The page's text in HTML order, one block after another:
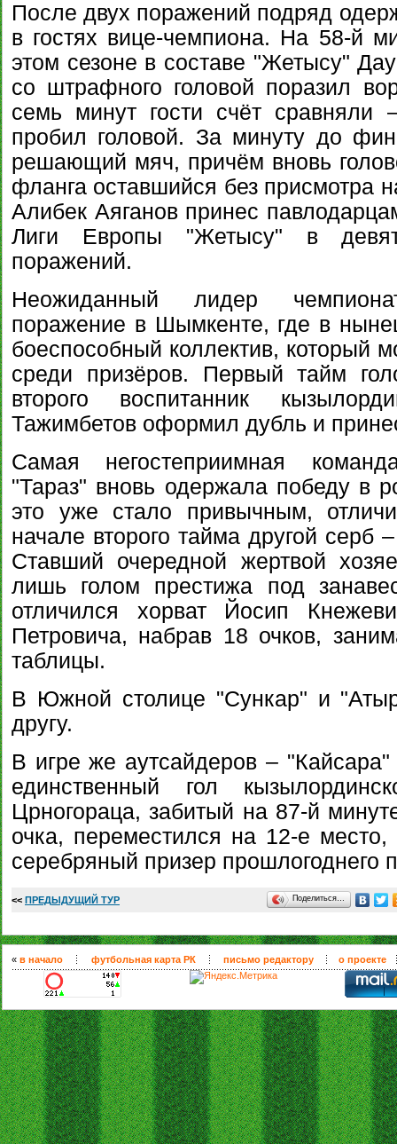
После двух поражений подряд
в гостях вице-чемпиона. На 58-й
этом сезоне в составе "Жетысу"
со штрафного головой поразил
семь минут гости счёт
пробил головой. За минуту до
решающий мяч, причём вновь
фланга оставшийся без присмотра
Алибек Аяганов принес
Лиги Европы "Жетысу" в
поражений.
Неожиданный лидер
поражение в Шымкенте, где в
боеспособный коллектив, который
среди призёров. Первый тайм
второго воспитанник
Тажимбетов оформил дубль и
Самая негостеприимная
"Тараз" вновь одержала победу в
это уже стало привычным,
начале второго тайма другой серб
Ставший очередной жертвой
лишь голом престижа под
отличился хорват Йосип
Петровича, набрав 18 очков,
таблицы.
В Южной столице "Сункар" и
другу.
В игре же аутсайдеров –
единственный гол
Црногораца, забитый на 87-й
очка, переместился на 12-е
серебряный призер прошлогоднего
<< ПРЕДЫДУЩИЙ ТУР Поделиться…
« в начало футбольная карта РК письмо редактору о проекте